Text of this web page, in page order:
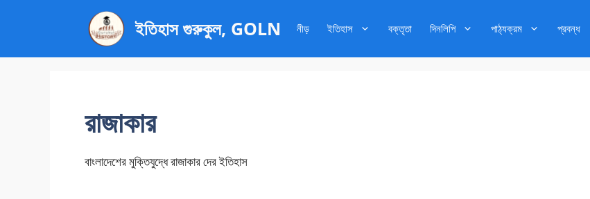
ইতিহাস গুরুকুল, GOLN নীড় ইতিহাস বক্তৃতা দিনলিপি পাঠ্যক্রম প্রবন্ধ
রাজাকার
বাংলাদেশের মুক্তিযুদ্ধে রাজাকার দের ইতিহাস